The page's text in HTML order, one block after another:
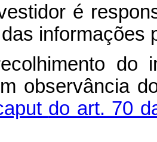
é
informações
do
observância
do art. 70